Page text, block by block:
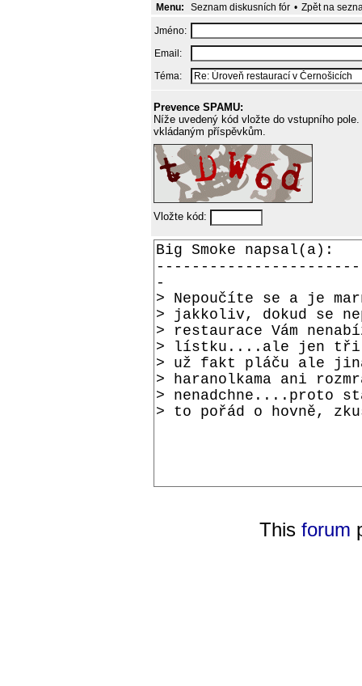
Menu: Seznam diskusních fór • Zpět na
Jméno:
Email:
Téma:
Prevence SPAMU:
Níže uvedený kód vložte do vstupního
vkládaným příspěvkům.
Vložte kód:
This forum